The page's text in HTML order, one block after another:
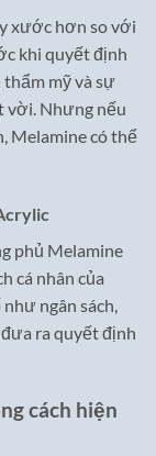
xước hơn so với
khi quyết định
mỹ và sự
vời. Nhưng nếu
Melamine có thể
phủ Melamine
cá nhân của
ngân sách,
ra quyết định
cách hiện